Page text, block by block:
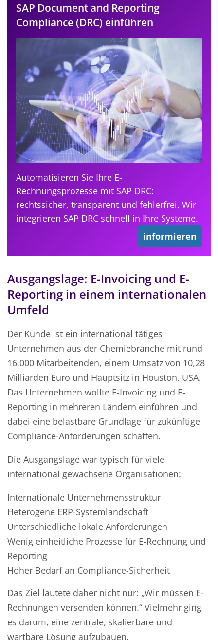
SAP Document and Reporting
Compliance (DRC) einführen
Automatisieren Sie Ihre E-
Rechnungsprozesse mit SAP DRC:
rechtssicher, transparent und fehlerfrei. Wir
integrieren SAP DRC schnell in Ihre Systeme.
informieren
Ausgangslage: E-Invoicing und E-
Reporting in einem internationalen
Umfeld
Der Kunde ist ein international tätiges
Unternehmen aus der Chemiebranche mit rund
16.000 Mitarbeitenden, einem Umsatz von 10,28
Milliarden Euro und Hauptsitz in Houston, USA.
Das Unternehmen wollte E-Invoicing und E-
Reporting in mehreren Ländern einführen und
dabei eine belastbare Grundlage für zukünftige
Compliance-Anforderungen schaffen.
Die Ausgangslage war typisch für viele
international gewachsene Organisationen:
Internationale Unternehmensstruktur
Heterogene ERP-Systemlandschaft
Unterschiedliche lokale Anforderungen
Wenig einheitliche Prozesse für E-Rechnung und
Reporting
Hoher Bedarf an Compliance-Sicherheit
Das Ziel lautete daher nicht nur: „Wir müssen E-
Rechnungen versenden können.“ Vielmehr ging
es darum, eine zentrale, skalierbare und
wartbare Lösung aufzubauen.